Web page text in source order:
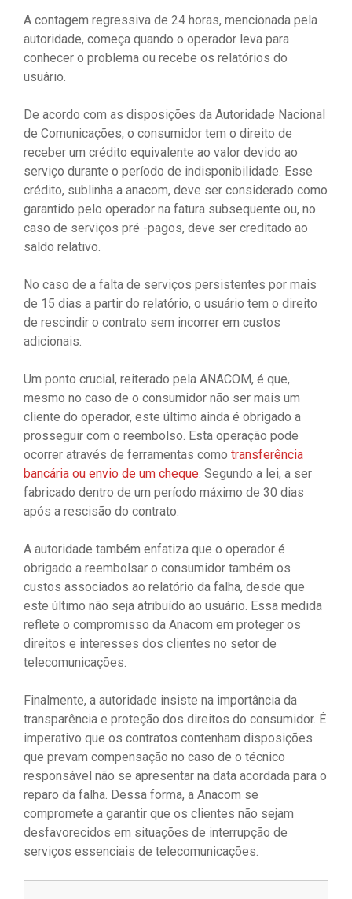
A contagem regressiva de 24 horas, mencionada pela
autoridade, começa quando o operador leva para
conhecer o problema ou recebe os relatórios do
usuário.
De acordo com as disposições da Autoridade Nacional
de Comunicações, o consumidor tem o direito de
receber um crédito equivalente ao valor devido ao
serviço durante o período de indisponibilidade. Esse
crédito, sublinha a anacom, deve ser considerado como
garantido pelo operador na fatura subsequente ou, no
caso de serviços pré -pagos, deve ser creditado ao
saldo relativo.
No caso de a falta de serviços persistentes por mais
de 15 dias a partir do relatório, o usuário tem o direito
de rescindir o contrato sem incorrer em custos
adicionais.
Um ponto crucial, reiterado pela ANACOM, é que,
mesmo no caso de o consumidor não ser mais um
cliente do operador, este último ainda é obrigado a
prosseguir com o reembolso. Esta operação pode
ocorrer através de ferramentas como transferência
bancária ou envio de um cheque. Segundo a lei, a ser
fabricado dentro de um período máximo de 30 dias
após a rescisão do contrato.
A autoridade também enfatiza que o operador é
obrigado a reembolsar o consumidor também os
custos associados ao relatório da falha, desde que
este último não seja atribuído ao usuário. Essa medida
reflete o compromisso da Anacom em proteger os
direitos e interesses dos clientes no setor de
telecomunicações.
Finalmente, a autoridade insiste na importância da
transparência e proteção dos direitos do consumidor. É
imperativo que os contratos contenham disposições
que prevam compensação no caso de o técnico
responsável não se apresentar na data acordada para o
reparo da falha. Dessa forma, a Anacom se
compromete a garantir que os clientes não sejam
desfavorecidos em situações de interrupção de
serviços essenciais de telecomunicações.